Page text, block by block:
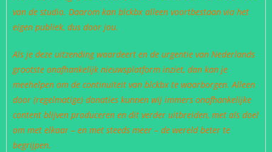
van de studio. Daarom kan blckbx alleen voortbestaan via het
eigen publiek, dus door jou.
Als je deze uitzending waardeert en de urgentie van Nederlands
grootste onafhankelijk nieuwsplatform inziet, dan kan je
meehelpen om de continuïteit van blckbx te waarborgen. Alleen
door (regelmatige) donaties kunnen wij immers onafhankelijke
content blijven produceren en dit verder uitbreiden, met als doel
om met elkaar – en met steeds meer – de wereld beter te
begrijpen.